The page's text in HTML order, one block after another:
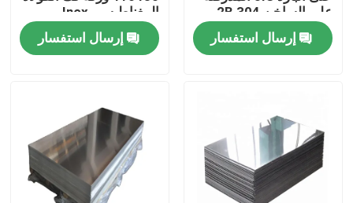
اتصل بنا
اطلب اقتباس
صفائح الفولاذ المقاوم للصدأ
على الساخن 2B 304
الفولاذ المقاوم للصدأ
إرسال استفسار
المغناطيسي Inox
إرسال استفسار